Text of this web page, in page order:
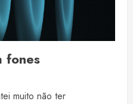
fones
muito não ter